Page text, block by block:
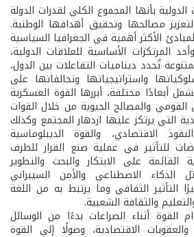
بأنها المجموع الكلي لقدرات الدولة
مصالحها وتحقيق أهدافها الوطنية.
الأكثر أهمية في الجغرافيا السياسية
المرتكزات الأساسية للعلاقات الدولية،
تُحدد ديناميات التفاعلات بين الدول،
واستراتيجياتها وتحالفاتها على
أبعادًا مختلفة، أبرزها القوة العسكرية
القومي والمصالح الحيوية من خلال القوات
التي يرتكز عليها ازدهار المجتمع وكذلك
الاقتصادي، والقوة الديبلوماسية
للتأثير في عملية صنع القرار للطرف
القائمة على الابتكار والبحث والتطوير
الذكاء الاصطناعي والأمن السيبراني
التأثير الثقافي وما يرتبط به من اللغة
والثقافة الشعبية.
القوة أثناء الصراعات بدءًا من الوسائل
الاقتصادية، وصولًا إلى القوة